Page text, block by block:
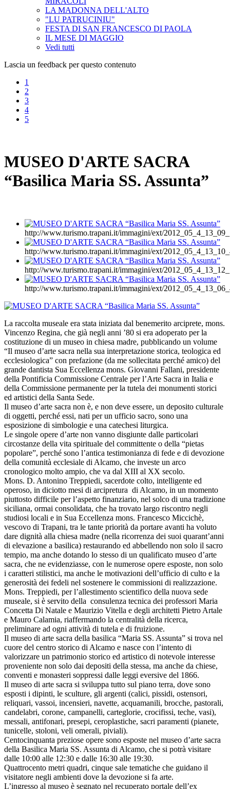
LA MADONNA DELL'ALTO
"LU PATRUCINIU"
FESTA DI SAN FRANCESCO DI PAOLA
IL MESE DI MAGGIO
Vedi tutti
Lascia un feedback per questo contenuto
1
2
3
4
5
MUSEO D'ARTE SACRA
“Basilica Maria SS. Assunta”
http://www.turismo.trapani.it/immagini/ext/
http://www.turismo.trapani.it/immagini/ext/
http://www.turismo.trapani.it/immagini/ext/
http://www.turismo.trapani.it/immagini/ext/
La raccolta museale era stata iniziata dal benemerito arciprete, mons.
Vincenzo Regina, che già negli anni ’80 si era adoperato per la
costituzione di un museo in chiesa madre, pubblicando un volume
“Il museo d’arte sacra nella sua interpretazione storica, teologica ed
ecclesiologica” con prefazione (da me sollecitata perché amico) del
grande dantista Sua Eccellenza mons. Giovanni Fallani, presidente
della Pontificia Commissione Centrale per l’Arte Sacra in Italia e
della Commissione permanente per la tutela dei monumenti storici
ed artistici della Santa Sede.
Il museo d’arte sacra non è, e non deve essere, un deposito culturale
di oggetti, perché essi, nati per un ufficio sacro, sono una
esposizione di simbologie e una catechesi liturgica.
Le singole opere d’arte non vanno disgiunte dalle particolari
circostanze della vita spirituale del committente o della “pietas
popolare”, perché sono l’antica testimonianza di fede e di devozione
della comunità ecclesiale di Alcamo, che investe un arco
cronologico molto ampio, che va dal XIII al XX secolo.
Mons. D. Antonino Treppiedi, sacerdote colto, intelligente ed
operoso, in diciotto mesi di arcipretura di Alcamo, in un momento
piuttosto difficile per l’aspetto finanziario, nel solco di una tradizione
siciliana, ormai consolidata, che ha trovato largo riscontro negli
studiosi locali e in Sua Eccellenza mons. Francesco Miccichè,
vescovo di Trapani, tra le tante priorità da portare avanti ha voluto
dare dignità alla chiesa madre (nella ricorrenza dei suoi quarant’anni
di elevazione a basilica) restaurando ed abbellendo non solo il sacro
tempio, ma anche dotando lo stesso di un qualificato museo d’arte
sacra, che ne evidenziasse, con le numerose opere esposte, non solo
i caratteri stilistici, ma anche le motivazioni dell’ufficio di culto e la
generosità dei fedeli nel sostenere le commissioni di realizzazione.
Mons. Treppiedi, per l’allestimento scientifico della nuova sede
museale, si è servito della consulenza tecnica dei professori Maria
Concetta Di Natale e Maurizio Vitella e degli architetti Pietro Artale
e Mauro Calamia, riaffermando la centralità della ricerca,
preliminare ad ogni attività di tutela e di fruizione.
Il museo di arte sacra della basilica “Maria SS. Assunta” si trova nel
cuore del centro storico di Alcamo e nasce con l’intento di
valorizzare un patrimonio storico ed artistico di notevole interesse
proveniente non solo dai depositi della stessa, ma anche da chiese,
conventi e monasteri soppressi dalle leggi eversive del 1866.
Il museo di arte sacra si sviluppa tutto sul piano terra, dove sono
esposti i dipinti, le sculture, gli argenti (calici, pissidi, ostensori,
reliquari, vassoi, incensieri, navette, acquamanili, brocche, pastorali,
candelabri, corone, campanelli, carteglorie, crocifissi, teche, vasi),
messali, antifonari, presepi, ceroplastiche, sacri paramenti (pianete,
tunicelle, stoloni, veli omerali, piviali).
Centocinquanta preziose opere sono esposte nel museo d’arte sacra
della Basilica Maria SS. Assunta di Alcamo, che si potrà visitare
dalle 10:00 alle 12:30 e dalle 16:30 alle 19:30.
Quattrocento metri quadri, cinque sale tematiche che guidano il
visitatore negli ambienti dove la devozione si fa arte.
L’ingresso al museo è segnato nel recuperato portale dell’ex